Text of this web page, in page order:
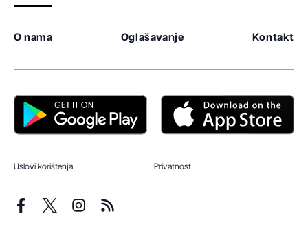
O nama Oglašavanje Kontakt
Uslovi korištenja Privatnost